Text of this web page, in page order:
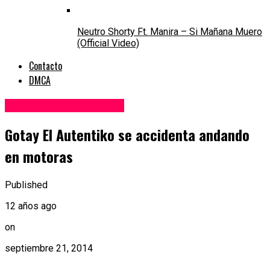
Neutro Shorty Ft. Manira – Si Mañana Muero
(Official Video)
Contacto
DMCA
Gotay El Autentiko se accidenta andando
en motoras
Published
12 años ago
on
septiembre 21, 2014